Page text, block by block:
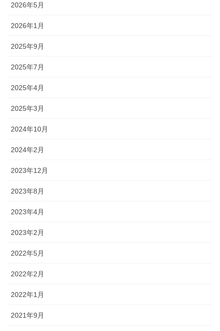
2026年5月
2026年1月
2025年9月
2025年7月
2025年4月
2025年3月
2024年10月
2024年2月
2023年12月
2023年8月
2023年4月
2023年2月
2022年5月
2022年2月
2022年1月
2021年9月